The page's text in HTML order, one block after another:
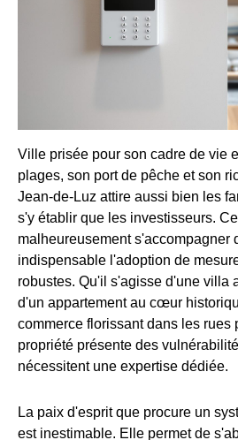
Ville prisée pour son cadre de vie
plages, son port de pêche et son
Jean-de-Luz attire aussi bien les
s'y établir que les investisseurs.
malheureusement s'accompagner
indispensable l'adoption de
robustes. Qu'il s'agisse d'une villa
d'un appartement au cœur
commerce florissant dans les rues
propriété présente des
nécessitent une expertise dédiée.
La paix d'esprit que procure un
est inestimable. Elle permet de